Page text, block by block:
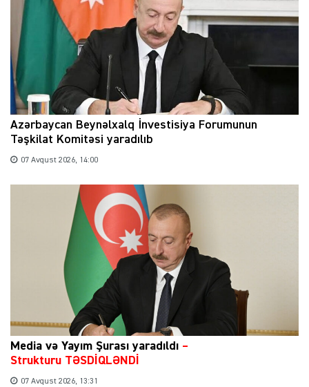
Azərbaycan Beynəlxalq İnvestisiya Forumunun
Təşkilat Komitəsi yaradılıb
07 Avqust 2026, 14:00
Media və Yayım Şurası yaradıldı –
Strukturu TƏSDİQLƏNDİ
07 Avqust 2026, 13:31